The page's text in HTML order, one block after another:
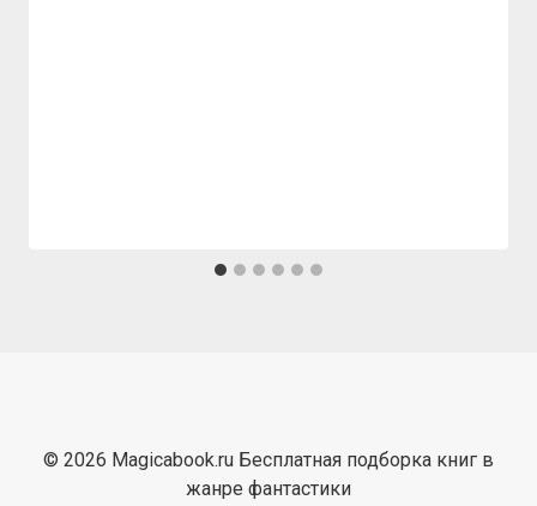
© 2026 Magicabook.ru Бесплатная подборка книг в
жанре фантастики